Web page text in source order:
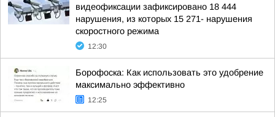
видеофиксации зафиксировано 18 444
нарушения, из которых 15 271- нарушения
скоростного режима
12:30
Борофоска: Как использовать это удобрение
максимально эффективно
12:25